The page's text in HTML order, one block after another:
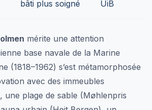
bâti plus soigné
UiB
mérite une attention
base navale de la Marine
(1818–1962) s’est métamorphosée
avec des immeubles
une plage de sable (Møhlenpris